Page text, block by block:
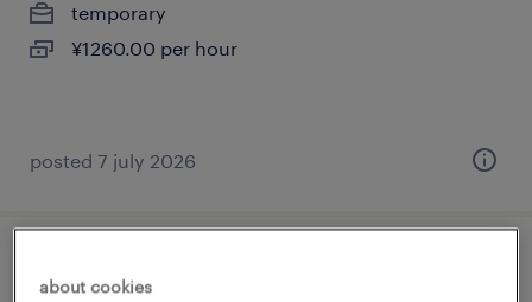
temporary
¥1260.00 per hour
posted 7 july 2026
about cookies